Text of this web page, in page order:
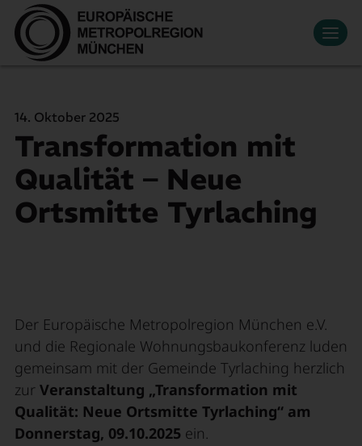
Datenschutzeinstellungen
Zum Hauptinhalt springen
Wirtschaftsregion
Innovation
Suche
Mitglied werden EN
14. Oktober 2025
Transformation mit
Qualität – Neue
Ortsmitte Tyrlaching
Der Europäische Metropolregion München e.V.
und die Regionale Wohnungsbaukonferenz luden
gemeinsam mit der Gemeinde Tyrlaching herzlich
zur Veranstaltung „Transformation mit
Qualität: Neue Ortsmitte Tyrlaching“ am
Donnerstag, 09.10.2025 ein.